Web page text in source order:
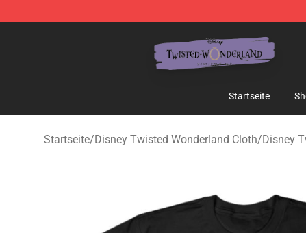
Startseite
Startseite/Disney Twisted Wonderland Cloth/Disney